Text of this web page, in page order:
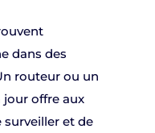
dans des
routeur ou un
offre aux
et de